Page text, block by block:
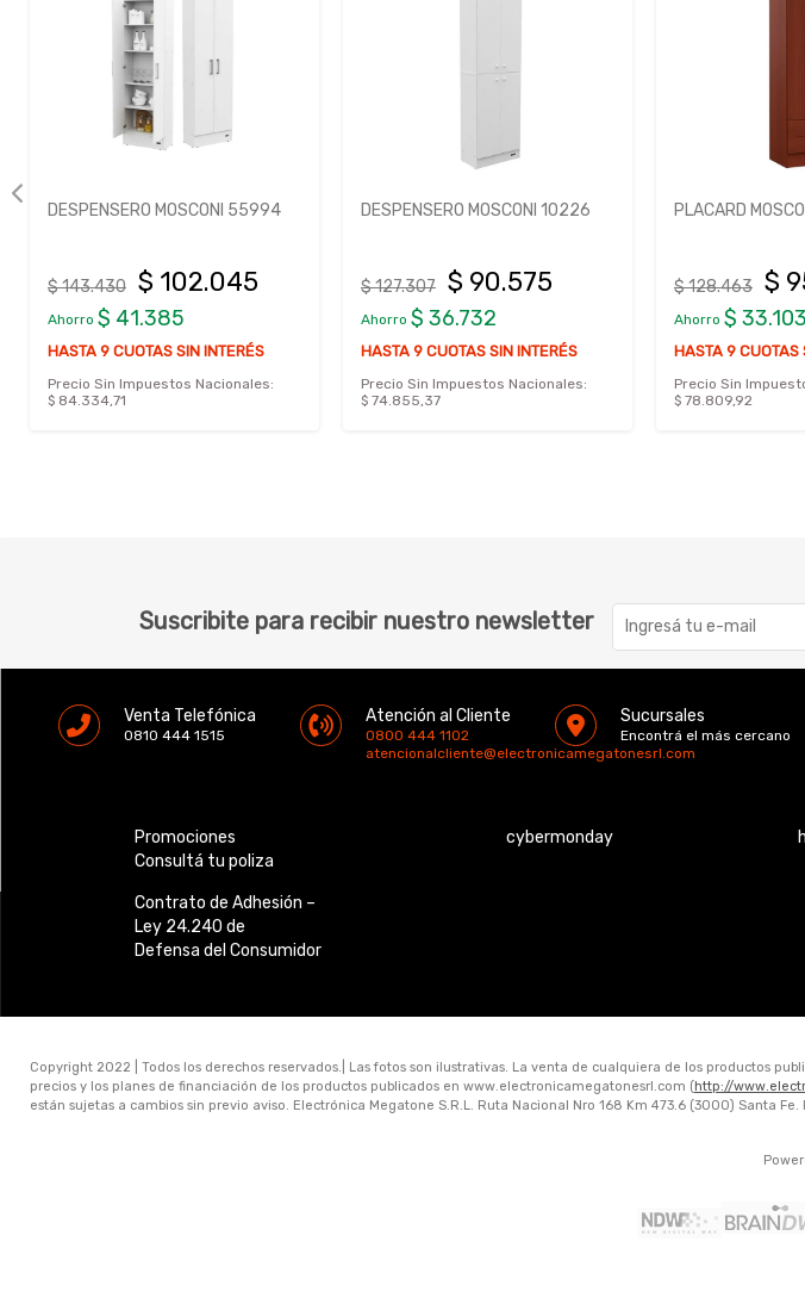
DESPENSERO MOSCONI 55994
$ 143.430 $ 102.045
Ahorro $ 41.385
HASTA 9 CUOTAS SIN INTERÉS
Precio Sin Impuestos Nacionales:
$ 84.334,71
DESPENSERO MOSCONI 10226
$ 127.307 $ 90.575
Ahorro $ 36.732
HASTA 9 CUOTAS SIN INTERÉS
Precio Sin Impuestos Nacionales:
$ 74.855,37
PLACARD
$ 128.463 $
Ahorro $ 33.103
HASTA 9 CUOTAS
Precio Sin
$ 78.809,92
Suscribite para recibir nuestro newsletter
Venta Telefónica
0810 444 1515
Atención al Cliente
0800 444 1102
atencionalcliente@electronicamegatonesrl.com
Sucursales
Encontrá el más cercano
Promociones
Consultá tu poliza
Contrato de Adhesión –
Ley 24.240 de
Defensa del Consumidor
cybermonday
Copyright 2022 | Todos los derechos reservados.| Las fotos son ilustrativas. La venta de cualquiera de los productos
precios y los planes de financiación de los productos publicados en www.electronicamegatonesrl.com (http://
están sujetas a cambios sin previo aviso. Electrónica Megatone S.R.L. Ruta Nacional Nro 168 Km 473.6 (3000) Santa Fe.